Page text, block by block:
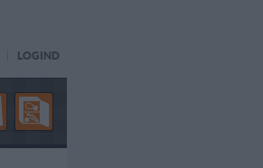
LOGIND